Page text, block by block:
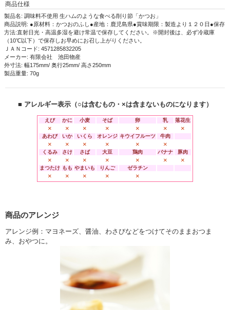
商品仕様
製品名: 調味料不使用 生ハムのような食べる削り節「かつお」
商品説明: ●原材料：かつおのふし●産地：鹿児島県●賞味期限：製造より１２０日●保存
方法:直射日光・高温多湿を避け常温で保存してください。※開封後は、必ず冷蔵庫
（10℃以下）で保存しお早めにお召し上がりください。
ＪＡＮコード: 4571285832205
メーカー: 有限会社 池田物産
外寸法: 幅175mm/ 奥行25mm/ 高さ250mm
製品重量: 70g
■ アレルギー表示（○は含むもの・×は含まないものになります）
えび かに 小麦 そば 卵 乳 落花生
× × × × × × ×
あわび いか いくら オレンジ キウイフルーツ 牛肉
× × × × × ×
くるみ さけ さば 大豆 鶏肉 バナナ 豚肉
× × × × × × ×
まつたけ もも やまいも りんご ゼラチン
× × × × ×
商品のアレンジ
アレンジ例：マヨネーズ、醤油、わさびなどをつけてそのままおつま
み、おやつに。